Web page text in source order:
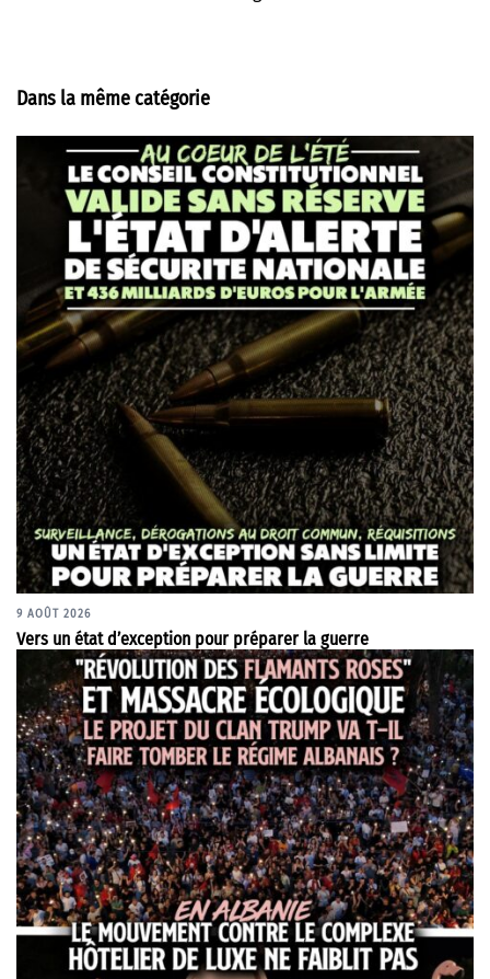
Dans la même catégorie
9 AOÛT 2026
Vers un état d’exception pour préparer la guerre